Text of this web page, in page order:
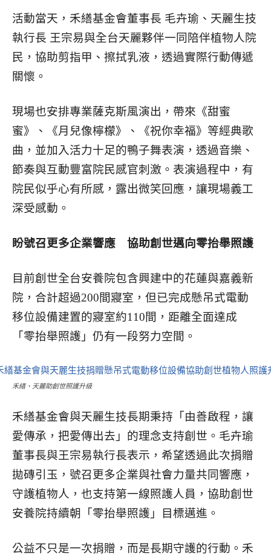
活動當天，禾繕基金會董事長 毛卉瑜、天麗生技
執行長 王宗易與全台天麗夥伴一同陪伴植物人院
民，協助剪指甲、擦拭乳液，透過實際行動傳遞
關懷。
現場也安排專業薩克斯風演出，帶來《甜蜜
蜜》、《月兒像檸檬》、《祝你幸福》等經典歌
曲，並加入活力十足的鴨子舞表演，透過音樂、
節奏與互動豐富院民感官刺激。表演過程中，有
院民似乎心有所感，露出微笑回應，讓現場義工
深受感動。
盼號召更多企業響應 協助創世邁向零抬舉照護
目前創世全台安養院包含興建中的花蓮與嘉義新
院，合計超過200間寢室，但已完成懸吊式電動
移位設備建置的寢室約110間，距離全面達成
「零抬舉照護」仍有一段努力空間。
禾繕、天麗助創世照護升級
禾繕基金會與天麗生技長期秉持「由善啟程，讓
愛傳承，把愛傳出去」的理念支持創世。毛卉瑜
董事長與王宗易執行長表示，希望透過此次捐贈
拋磚引玉，號召更多企業與社會力量共同響應，
守護植物人，也支持第一線照護人員，協助創世
安養院持續朝「零抬舉照護」目標邁進。
公益不只是一次捐贈，而是長期守護的行動。禾